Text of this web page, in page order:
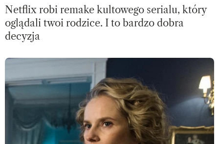
Netflix robi remake kultowego serialu, który
oglądali twoi rodzice. I to bardzo dobra
decyzja